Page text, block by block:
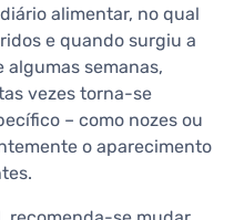
alimentar, no qual
e quando surgiu a
algumas semanas,
vezes torna-se
– como nozes ou
o aparecimento